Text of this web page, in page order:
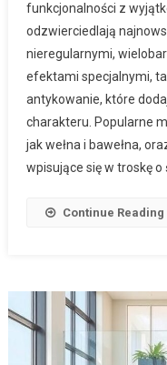
funkcjonalności z
odzwierciedlają
nieregularnymi,
efektami specjalnymi,
antykowanie, które
charakteru. Popularne
jak wełna i bawełna,
wpisujące się w troskę o
Continue Reading